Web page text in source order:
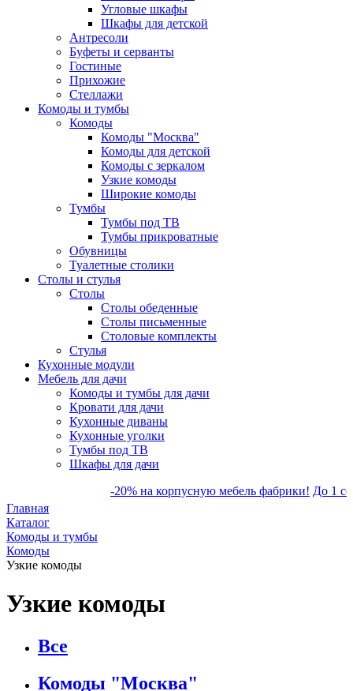
Угловые шкафы
Шкафы для детской
Антресоли
Буфеты и серванты
Гостиные
Прихожие
Стеллажи
Комоды и тумбы
Комоды
Комоды "Москва"
Комоды для детской
Комоды с зеркалом
Узкие комоды
Широкие комоды
Тумбы
Тумбы под ТВ
Тумбы прикроватные
Обувницы
Туалетные столики
Столы и стулья
Столы
Столы обеденные
Столы письменные
Столовые комплекты
Стулья
Кухонные модули
Мебель для дачи
Комоды и тумбы для дачи
Кровати для дачи
Кухонные диваны
Кухонные уголки
Тумбы под ТВ
Шкафы для дачи
-20% на корпусную мебель фабрики! До 1
Главная
Каталог
Комоды и тумбы
Комоды
Узкие комоды
Узкие комоды
Все
Комоды "Москва"